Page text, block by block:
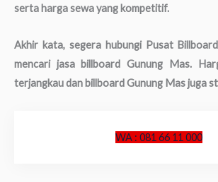
serta harga sewa yang kompetitif.
Akhir kata, segera hubungi Pusat
mencari jasa billboard Gunung Mas.
terjangkau dan billboard Gunung Mas juga
WA : 081 66 11 000